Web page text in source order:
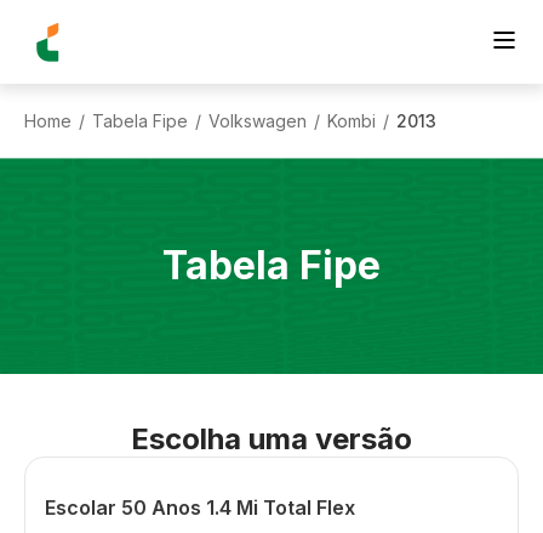
Home / Tabela Fipe / Volkswagen / Kombi / 2013
Tabela Fipe
Escolha uma versão
Escolar 50 Anos 1.4 Mi Total Flex